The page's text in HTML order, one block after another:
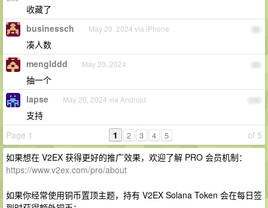
收藏了
98
businessch May 20, 2024 via iPhone
凑人数
99
menglddd May 20, 2024
抽一个
100
lapse May 20, 2024 via Android
支持
Page 1
of 5
1 2 3 4 5
如果想在 V2EX 获得更好的推广效果，欢迎了解 PRO 会员机制：
https://www.v2ex.com/pro/about
如果你经常使用铜币置顶主题，持有 V2EX Solana Token 会在每日签